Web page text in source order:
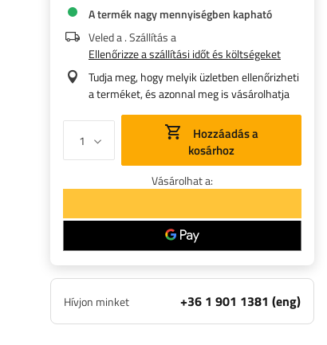
A termék nagy mennyiségben kapható
Veled a. Szállítás a
Ellenőrizze a szállítási időt és költségeket
Tudja meg, hogy melyik üzletben ellenőrizheti
a terméket, és azonnal meg is vásárolhatja
kosárhoz
Vásárolhat a:
Hívjon minket +36 1 901 1381 (eng)